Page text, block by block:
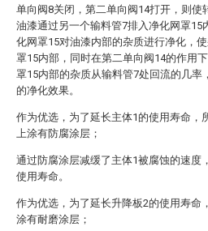
单向阀8关闭，第二单向阀14打开，则使
油漆通过另一个输料管7排入净化网罩15
化网罩15对油漆内部的杂质进行净化，
罩15内部，同时在第二单向阀14的作用
罩15内部的杂质从输料管7处回流的几率
的净化效果。
作为优选，为了延长主体1的使用寿命，
上涂有防腐涂层；
通过防腐涂层减缓了主体1被腐蚀的速度
使用寿命。
作为优选，为了延长升降板2的使用寿命
涂有耐磨涂层；